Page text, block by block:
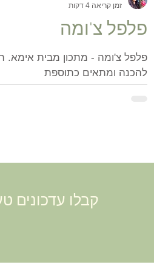
פלפל צ'ומה
להכנה ומתאים כתוספת
זמן קריאה 4 דקות
קבלו עדכונים